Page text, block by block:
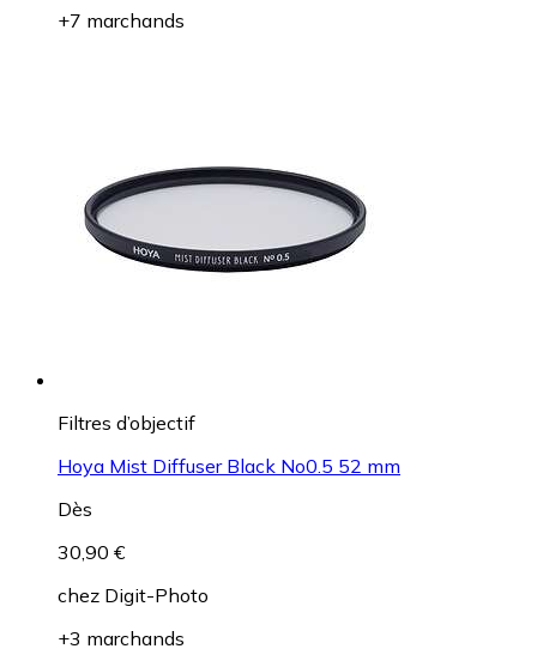
+7 marchands
Filtres d’objectif
Hoya Mist Diffuser Black No0.5 52 mm
Dès
30,90 €
chez Digit-Photo
+3 marchands